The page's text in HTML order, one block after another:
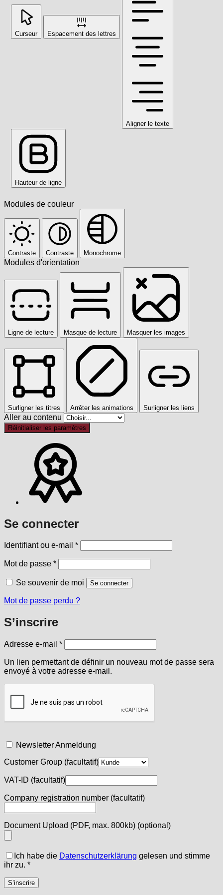
Curseur Espacement des lettres
Aligner le texte
Hauteur de ligne
Modules de couleur
Contraste Contraste Monochrome
Modules d'orientation
Ligne de lecture Masque de lecture Masquer les images
Surligner les titres Arrêter les animations Surligner les liens
Aller au contenu
Réinitialiser les paramètres
Se connecter
Identifiant ou e-mail *Obligatoire
Mot de passe *Obligatoire
Se souvenir de moi Se connecter
Mot de passe perdu ?
S’inscrire
Adresse e-mail *Obligatoire
Un lien permettant de définir un nouveau mot de passe sera
envoyé à votre adresse e-mail.
Newsletter Anmeldung
Customer Group (facultatif)
VAT-ID (facultatif)
Company registration number (facultatif)
Document Upload (PDF, max. 800kb) (optional)
Ich habe die Datenschutzerklärung gelesen und stimme
ihr zu. *
S’inscrire